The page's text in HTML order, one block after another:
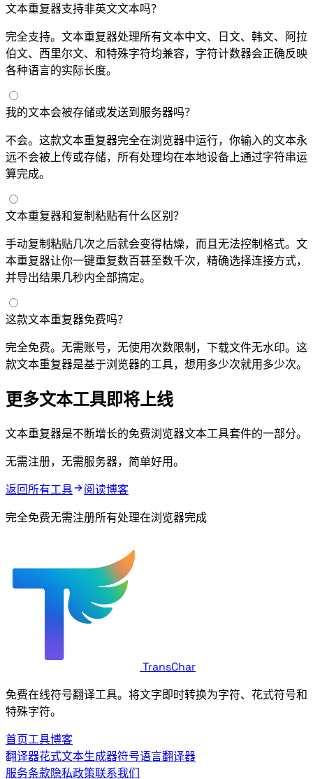
文本重复器支持非英文文本吗？
完全支持。文本重复器处理所有 Unicode 文本——中文、日文、韩文、阿拉
伯文、西里尔文、Emoji 和特殊字符均兼容，字符计数器会正确反映
各种语言的实际长度。
我的文本会被存储或发送到服务器吗？
不会。这款文本重复器完全在浏览器中运行，你输入的文本永
远不会被上传或存储，所有处理均在本地设备上通过 JavaScript 字符串运
算完成。
文本重复器和复制粘贴有什么区别？
手动复制粘贴几次之后就会变得枯燥，而且无法控制格式。文
本重复器让你一键重复数百甚至数千次，精确选择连接方式，
并导出结果——几秒内全部搞定。
这款文本重复器免费吗？
完全免费。无需账号，无使用次数限制，下载文件无水印。这
款文本重复器是100%基于浏览器的工具，想用多少次就用多少次。
更多文本工具即将上线
文本重复器是不断增长的免费浏览器文本工具套件的一部分。
无需注册，无需服务器，简单好用。
返回所有工具 阅读博客
完全免费 · 无需注册 · 所有处理在浏览器完成
TransChar
免费在线符号翻译工具。将文字即时转换为Wingdings字符、花式符号和
特殊字符。
首页工具博客
Wingdings翻译器花式文本生成器符号语言翻译器
服务条款隐私政策联系我们